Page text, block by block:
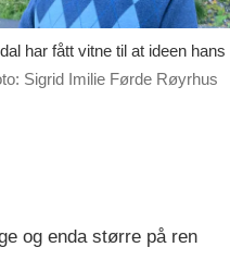
har fått vitne til at ideen hans
Sigrid Imilie Førde Røyrhus
og enda større på ren